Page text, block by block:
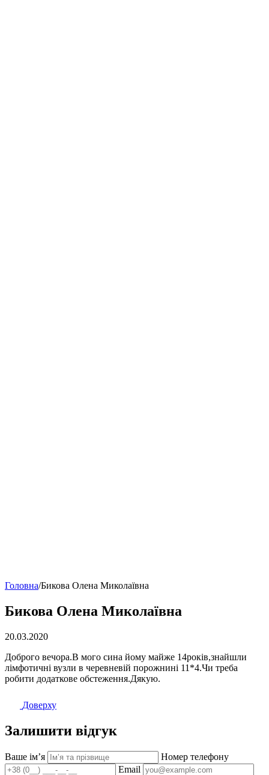
Головна/Бикова Олена Миколаївна
Бикова Олена Миколаївна
20.03.2020
Доброго вечора.В мого сина йому майже 14років,знайшли
лімфотичні вузли в черевневій порожнині 11*4.Чи треба
робити додаткове обстеження.Дякую.
Доверху
Залишити відгук
Ваше імʼя
Номер телефону
Email